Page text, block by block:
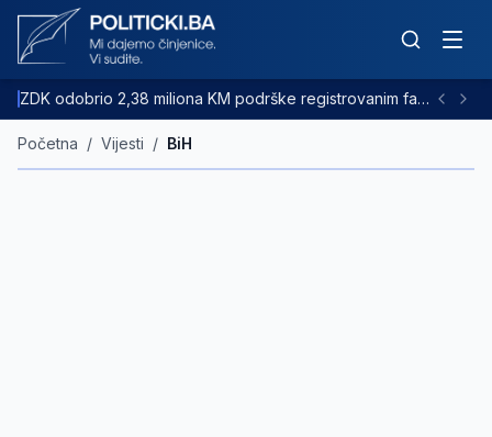
ZDK odobrio 2,38 miliona KM podrške registrovanim farmama goveda
Početna / Vijesti / BiH